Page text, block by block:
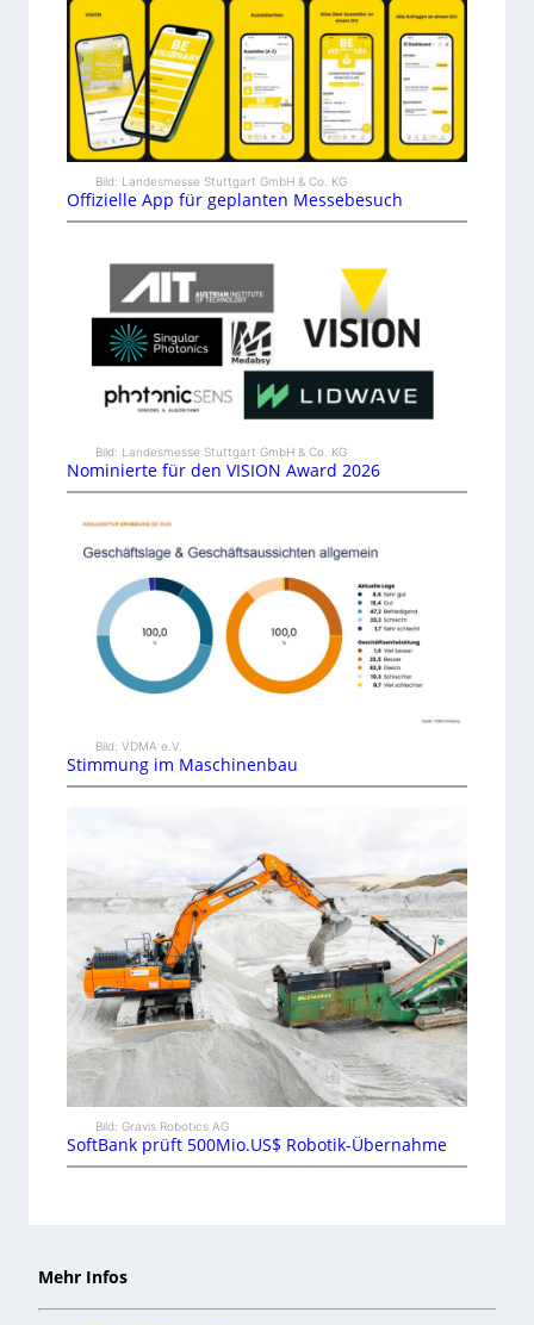
Bild: Landesmesse Stuttgart GmbH & Co. KG
Offizielle App für geplanten Messebesuch
Bild: Landesmesse Stuttgart GmbH & Co. KG
Nominierte für den VISION Award 2026
Bild: VDMA e.V.
Stimmung im Maschinenbau
Bild: Gravis Robotics AG
SoftBank prüft 500Mio.US$ Robotik-Übernahme
Mehr Infos